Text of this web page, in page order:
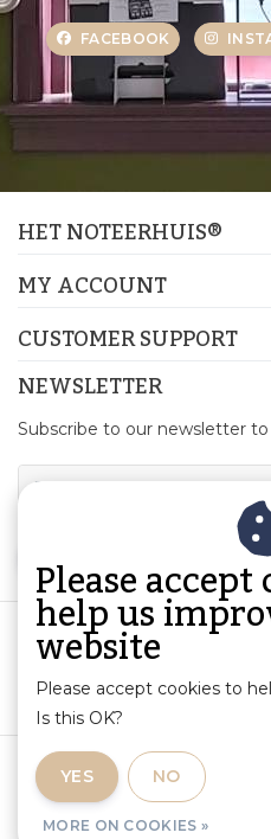
FACEBOOK
HET NOTEERHUIS®
MY ACCOUNT
CUSTOMER SUPPORT
NEWSLETTER
Subscribe to our newsletter
Terms and Conditions
Privacy Policy
Please
help us
website
Please accept cookies to
Is this OK?
YES NO
MORE ON COOKIES »